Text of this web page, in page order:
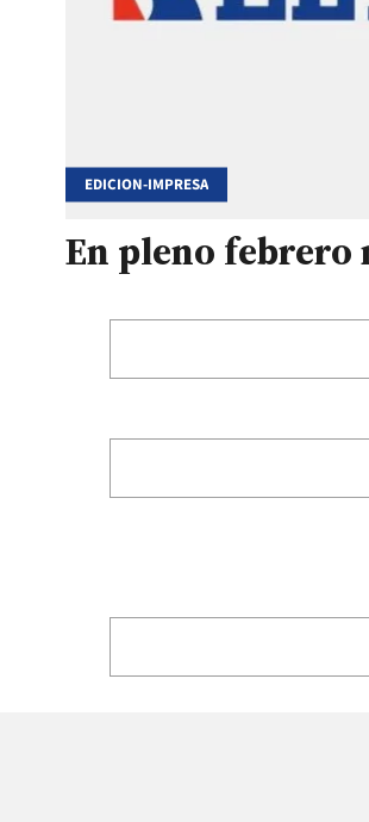
EDICION-IMPRESA
En pleno febrero